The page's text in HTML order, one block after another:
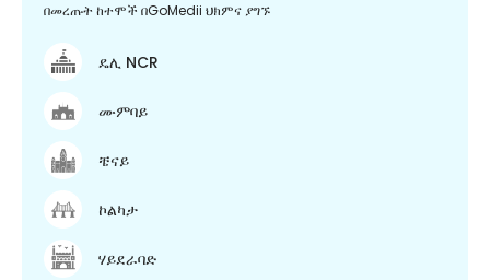
በመረጡት ከተሞች በGoMedii ህክምና ያግኙ
ዴሊ NCR
ሙምባይ
ቼናይ
ኮልካታ
ሃይደራባድ